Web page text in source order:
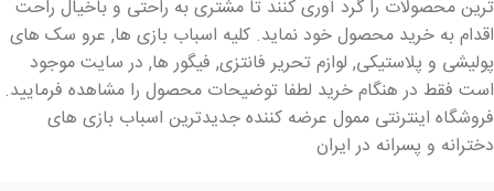
ترین محصولات را گرد آوری کنند تا مشتری به راحتی و باخیال راحت
اقدام به خرید محصول خود نماید. کلیه اسباب بازی ها, عرو سک های
پولیشی و پلاستیکی, لوازم تحریر فانتزی, فیگور ها, در سایت موجود
است فقط در هنگام خرید لطفا توضیحات محصول را مشاهده فرمایید.
فروشگاه اینترنتی ممول عرضه کننده جدیدترین اسباب بازی های
دخترانه و پسرانه در ایران